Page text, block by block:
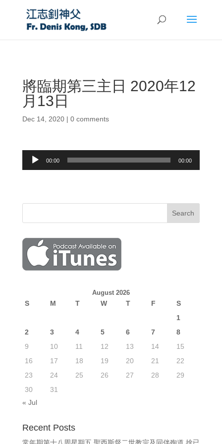
將臨期第三主日 2020年12
月13日
Dec 14, 2020| 0 comments
Audio
00:00 00:00
August 2026
S M T W T F
S
1
2
3 4 5 6 7
8
9
10 11 12 13 14
15
16
17 18 19 20 21
22
23
24 25 26 27 28
29
30
31
« Jul
Recent Posts